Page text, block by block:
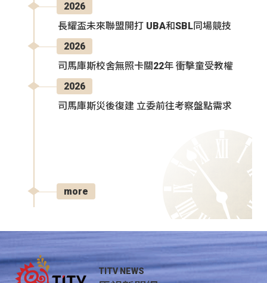
2026
長耀盃未來聯盟開打 UBA和SBL同場競技
2026
司馬庫斯校舍無照卡關22年 衝擊童受教權
2026
司馬庫斯災後復建 立委前往考察盤點需求
more
TITV NEWS